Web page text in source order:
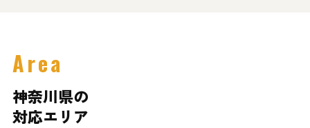
Area
神奈川県の
対応エリア